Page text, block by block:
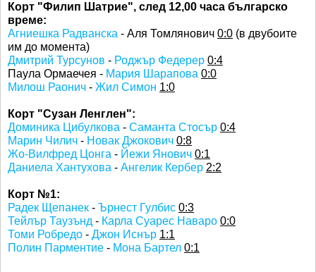
Корт "Филип Шатрие", след 12,00 часа българско
време:
Агниешка Радванска - Аля Томлянович 0:0 (в двубоите
им до момента)
Дмитрий Турсунов - Роджър Федерер 0:4
Паула Ормаечея - Мария Шарапова 0:0
Милош Раонич - Жил Симон 1:0
Корт "Сузан Ленглен":
Доминика Цибулкова - Саманта Стосър 0:4
Марин Чилич - Новак Джокович 0:8
Жо-Вилфред Цонга - Йежи Янович 0:1
Даниела Хантухова - Ангелик Кербер 2:2
Корт №1:
Радек Щепанек - Ърнест Гулбис 0:3
Тейлър Таузънд - Карла Суарес Наваро 0:0
Томи Робредо - Джон Иснър 1:1
Полин Парментие - Мона Бартел 0:1